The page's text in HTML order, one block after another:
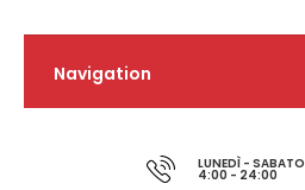
Navigation
LUNEDÌ - SABATO
4:00 - 24:00